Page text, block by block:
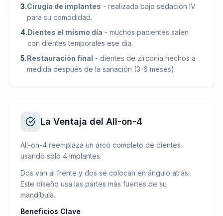
3.Cirugía de implantes - realizada bajo sedación IV
para su comodidad.
4.Dientes el mismo día - muchos pacientes salen
con dientes temporales ese día.
5.Restauración final - dientes de zirconia hechos a
medida después de la sanación (3-6 meses).
La Ventaja del All-on-4
All-on-4 reemplaza un arco completo de dientes
usando solo 4 implantes.
Dos van al frente y dos se colocan en ángulo atrás.
Este diseño usa las partes más fuertes de su
mandíbula.
Beneficios Clave